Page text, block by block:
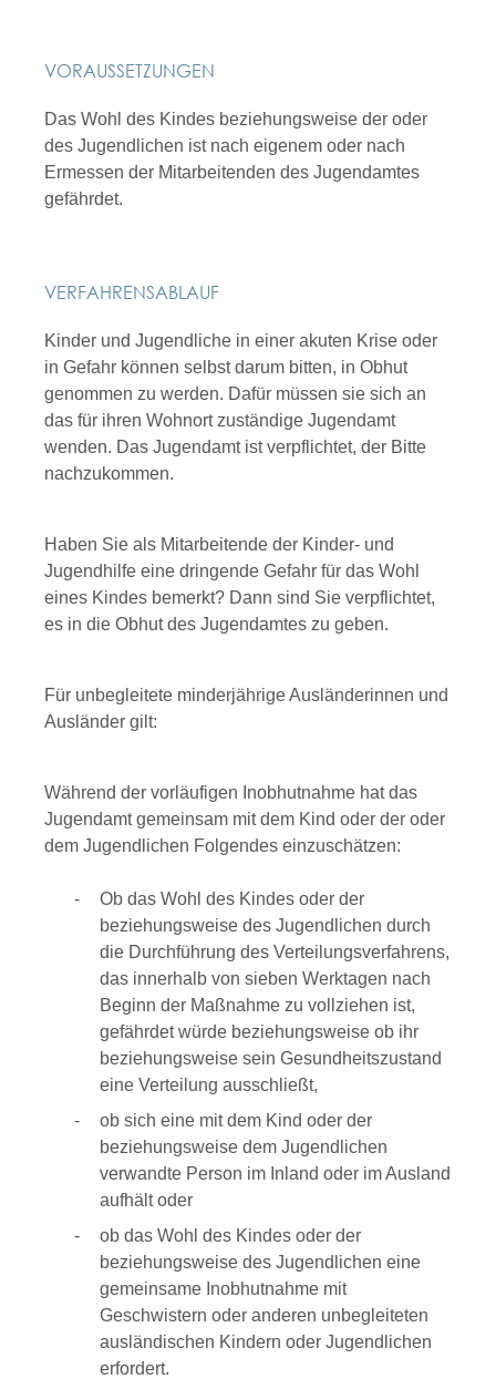
VORAUSSETZUNGEN
Das Wohl des Kindes beziehungsweise der oder
des Jugendlichen ist nach eigenem oder nach
Ermessen der Mitarbeitenden des Jugendamtes
gefährdet.
VERFAHRENSABLAUF
Kinder und Jugendliche in einer akuten Krise oder
in Gefahr können selbst darum bitten, in Obhut
genommen zu werden. Dafür müssen sie sich an
das für ihren Wohnort zuständige Jugendamt
wenden. Das Jugendamt ist verpflichtet, der Bitte
nachzukommen.
Haben Sie als Mitarbeitende der Kinder- und
Jugendhilfe eine dringende Gefahr für das Wohl
eines Kindes bemerkt? Dann sind Sie verpflichtet,
es in die Obhut des Jugendamtes zu geben.
Für unbegleitete minderjährige Ausländerinnen und
Ausländer gilt:
Während der vorläufigen Inobhutnahme hat das
Jugendamt gemeinsam mit dem Kind oder der oder
dem Jugendlichen Folgendes einzuschätzen:
Ob das Wohl des Kindes oder der
beziehungsweise des Jugendlichen durch
die Durchführung des Verteilungsverfahrens,
das innerhalb von sieben Werktagen nach
Beginn der Maßnahme zu vollziehen ist,
gefährdet würde beziehungsweise ob ihr
beziehungsweise sein Gesundheitszustand
eine Verteilung ausschließt,
ob sich eine mit dem Kind oder der
beziehungsweise dem Jugendlichen
verwandte Person im Inland oder im Ausland
aufhält oder
ob das Wohl des Kindes oder der
beziehungsweise des Jugendlichen eine
gemeinsame Inobhutnahme mit
Geschwistern oder anderen unbegleiteten
ausländischen Kindern oder Jugendlichen
erfordert.